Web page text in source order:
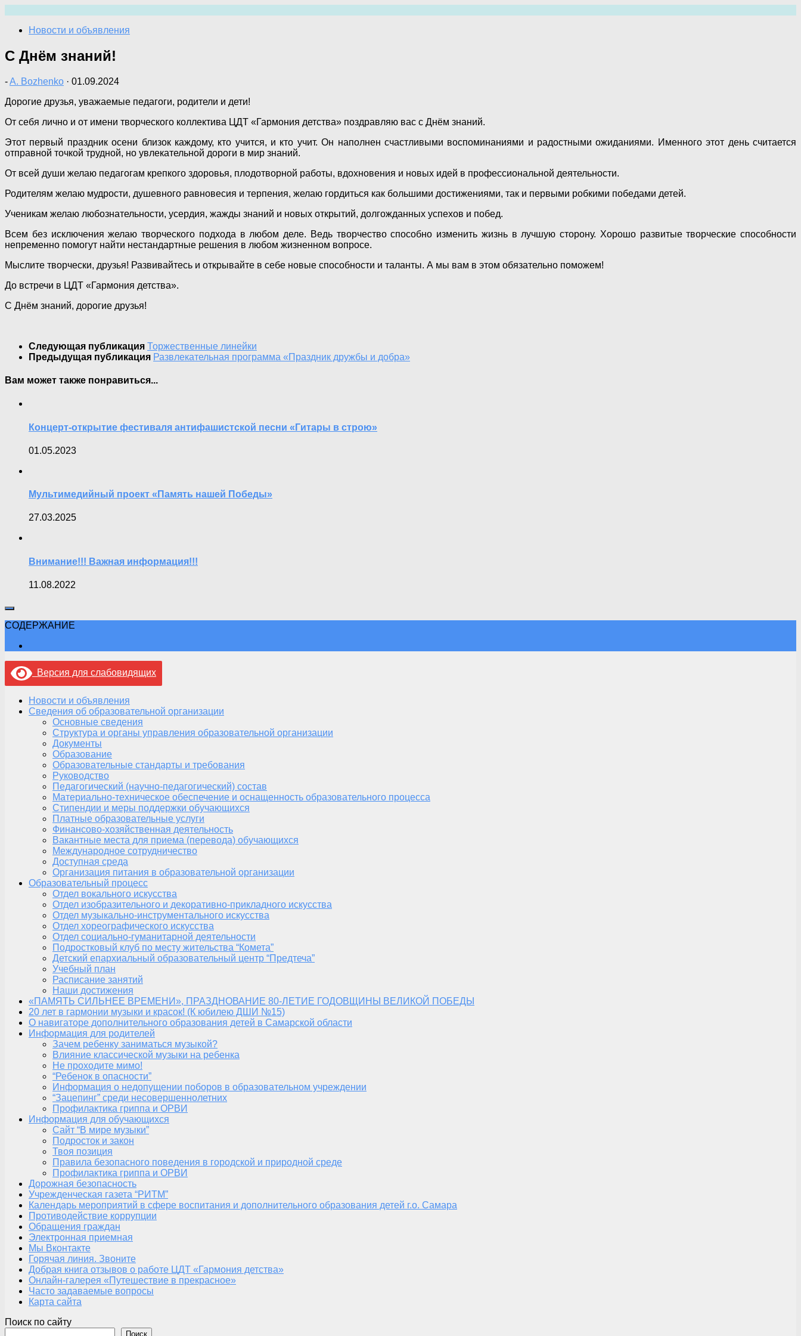
содержимому
Новости и объявления
С Днём знаний!
-A. Bozhenko · 01.09.2024
Дорогие друзья, уважаемые педагоги, родители и дети!
От себя лично и от имени творческого коллектива ЦДТ «Гармония детства» поздравляю вас с Днём знаний.
Этот первый праздник осени близок каждому, кто учится, и кто учит. Он наполнен счастливыми воспоминаниями и радостными ожиданиями. Именного этот день считается
отправной точкой трудной, но увлекательной дороги в мир знаний.
От всей души желаю педагогам крепкого здоровья, плодотворной работы, вдохновения и новых идей в профессиональной деятельности.
Родителям желаю мудрости, душевного равновесия и терпения, желаю гордиться как большими достижениями, так и первыми робкими победами детей.
Ученикам желаю любознательности, усердия, жажды знаний и новых открытий, долгожданных успехов и побед.
Всем без исключения желаю творческого подхода в любом деле. Ведь творчество способно изменить жизнь в лучшую сторону. Хорошо развитые творческие способности
непременно помогут найти нестандартные решения в любом жизненном вопросе.
Мыслите творчески, друзья! Развивайтесь и открывайте в себе новые способности и таланты. А мы вам в этом обязательно поможем!
До встречи в ЦДТ «Гармония детства».
С Днём знаний, дорогие друзья!
Следующая публикация Торжественные линейки
Предыдущая публикация Развлекательная программа «Праздник дружбы и добра»
Вам может также понравиться...
Концерт-открытие фестиваля антифашистской песни «Гитары в строю»
01.05.2023
Мультимедийный проект «Память нашей Победы»
27.03.2025
Внимание!!! Важная информация!!!
11.08.2022
СОДЕРЖАНИЕ
Версия для слабовидящих
Новости и объявления
Сведения об образовательной организации
Основные сведения
Структура и органы управления образовательной организации
Документы
Образование
Образовательные стандарты и требования
Руководство
Педагогический (научно-педагогический) состав
Материально-техническое обеспечение и оснащенность образовательного процесса
Стипендии и меры поддержки обучающихся
Платные образовательные услуги
Финансово-хозяйственная деятельность
Вакантные места для приема (перевода) обучающихся
Международное сотрудничество
Доступная среда
Организация питания в образовательной организации
Образовательный процесс
Отдел вокального искусства
Отдел изобразительного и декоративно-прикладного искусства
Отдел музыкально-инструментального искусства
Отдел хореографического искусства
Отдел социально-гуманитарной деятельности
Подростковый клуб по месту жительства “Комета”
Детский епархиальный образовательный центр “Предтеча”
Учебный план
Расписание занятий
Наши достижения
«ПАМЯТЬ СИЛЬНЕЕ ВРЕМЕНИ», ПРАЗДНОВАНИЕ 80-ЛЕТИЕ ГОДОВЩИНЫ ВЕЛИКОЙ ПОБЕДЫ
20 лет в гармонии музыки и красок! (К юбилею ДШИ №15)
О навигаторе дополнительного образования детей в Самарской области
Информация для родителей
Зачем ребенку заниматься музыкой?
Влияние классической музыки на ребенка
Не проходите мимо!
“Ребенок в опасности”
Информация о недопущении поборов в образовательном учреждении
“Зацепинг” среди несовершеннолетних
Профилактика гриппа и ОРВИ
Информация для обучающихся
Сайт “В мире музыки”
Подросток и закон
Твоя позиция
Правила безопасного поведения в городской и природной среде
Профилактика гриппа и ОРВИ
Дорожная безопасность
Учрежденческая газета “РИТМ”
Календарь мероприятий в сфере воспитания и дополнительного образования детей г.о. Самара
Противодействие коррупции
Обращения граждан
Электронная приемная
Мы Вконтакте
Горячая линия. Звоните
Добрая книга отзывов о работе ЦДТ «Гармония детства»
Онлайн-галерея «Путешествие в прекрасное»
Часто задаваемые вопросы
Карта сайта
Поиск по сайту
Поиск